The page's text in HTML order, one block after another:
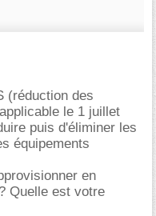
(réduction des
le 1 juillet
puis d'éliminer les
équipements
en
Quelle est votre